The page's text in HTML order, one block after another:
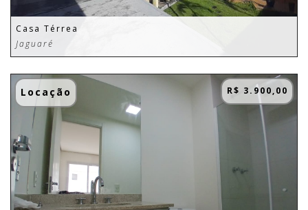
Casa Térrea
Jaguaré
Locação R$ 3.900,00